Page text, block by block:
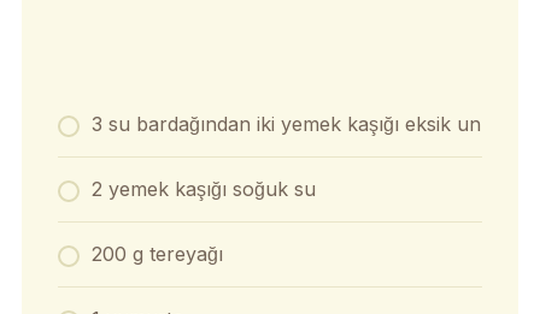
3 su bardağından iki yemek kaşığı eksik un
2 yemek kaşığı soğuk su
200 g tereyağı